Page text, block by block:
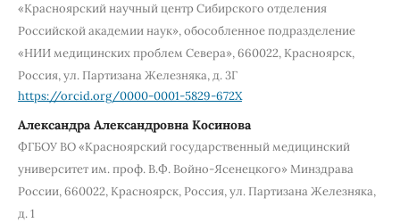
«Красноярский научный центр Сибирского отделения
Российской академии наук», обособленное подразделение
«НИИ медицинских проблем Севера», 660022, Красноярск,
Россия, ул. Партизана Железняка, д. 3Г
https://orcid.org/0000-0001-5829-672X
Александра Александровна Косинова
ФГБОУ ВО «Красноярский государственный медицинский
университет им. проф. В.Ф. Войно-Ясенецкого» Минздрава
России, 660022, Красноярск, Россия, ул. Партизана Железняка,
д. 1